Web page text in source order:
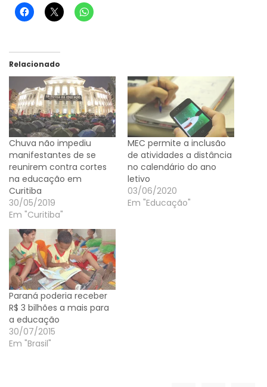
Relacionado
Chuva não impediu
manifestantes de se
reunirem contra cortes
na educação em
Curitiba
30/05/2019
Em "Curitiba"
MEC permite a inclusão
de atividades a distância
no calendário do ano
letivo
03/06/2020
Em "Educação"
Paraná poderia receber
R$ 3 bilhões a mais para
a educação
30/07/2015
Em "Brasil"